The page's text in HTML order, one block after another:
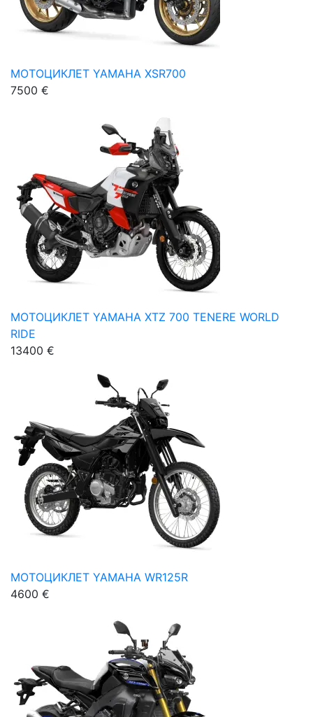
МОТОЦИКЛЕТ YAMAHA XSR700
7500 €
МОТОЦИКЛЕТ YAMAHA XTZ 700 TENERE WORLD
RIDE
13400 €
МОТОЦИКЛЕТ YAMAHA WR125R
4600 €